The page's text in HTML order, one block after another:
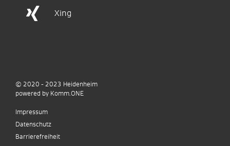
Xing
© 2020 - 2023 Heidenheim
powered by Komm.ONE
Impressum
Datenschutz
Barrierefreiheit